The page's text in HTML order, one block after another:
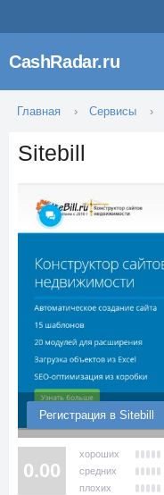
CashRadar.ru
Главная Сервисы
Sitebill
Регистрация в Sitebill
0.00
хороших
средних
плохих